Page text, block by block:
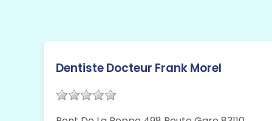
Dentiste Docteur Frank Morel